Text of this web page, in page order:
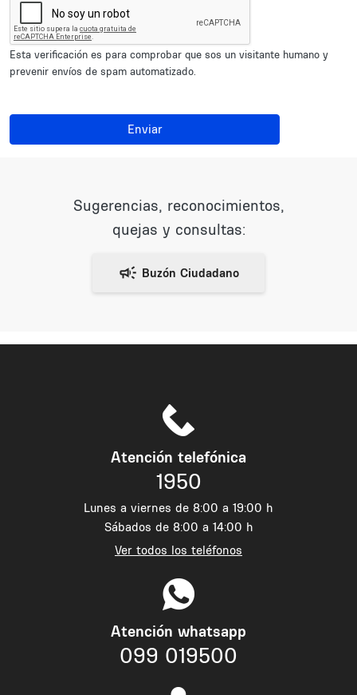
Esta verificación es para comprobar que sos un visitante humano y
prevenir envíos de spam automatizado.
Enviar
Sugerencias, reconocimientos,
quejas y consultas:
Atención telefónica
1950
Lunes a viernes de 8:00 a 19:00 h
Sábados de 8:00 a 14:00 h
Ver todos los teléfonos
Atención whatsapp
099 019500